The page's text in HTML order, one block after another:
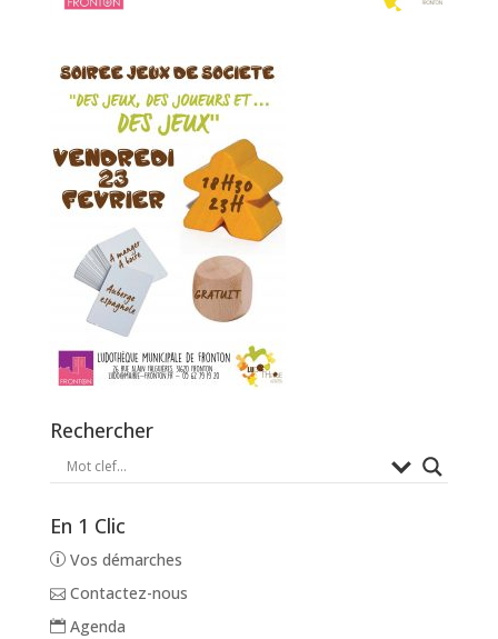
Rechercher
En 1 Clic
Vos démarches
Contactez-nous
Agenda